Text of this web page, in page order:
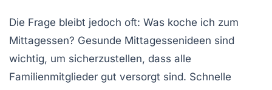
Die Frage bleibt jedoch oft: Was koche ich zum
Mittagessen? Gesunde Mittagessenideen sind
wichtig, um sicherzustellen, dass alle
Familienmitglieder gut versorgt sind. Schnelle